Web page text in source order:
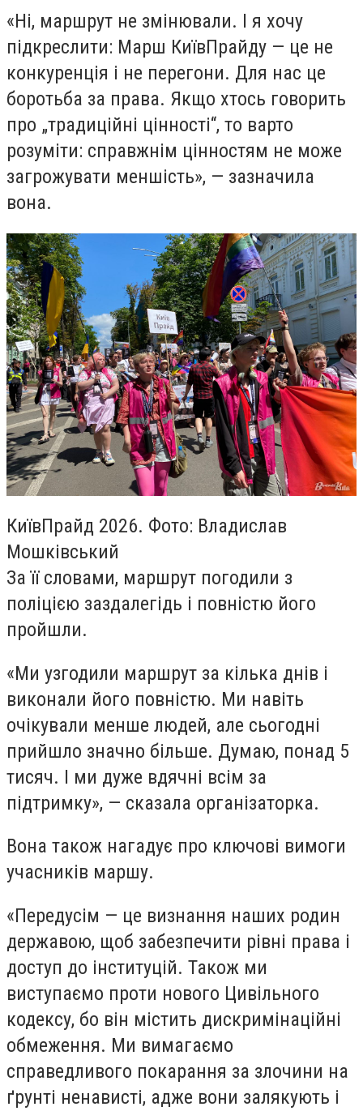
«Ні, маршрут не змінювали. І я хочу
підкреслити: Марш КиївПрайду — це не
конкуренція і не перегони. Для нас це
боротьба за права. Якщо хтось говорить
про „традиційні цінності“, то варто
розуміти: справжнім цінностям не може
загрожувати меншість», — зазначила
вона.
КиївПрайд 2026. Фото: Владислав
Мошківський
За її словами, маршрут погодили з
поліцією заздалегідь і повністю його
пройшли.
«Ми узгодили маршрут за кілька днів і
виконали його повністю. Ми навіть
очікували менше людей, але сьогодні
прийшло значно більше. Думаю, понад 5
тисяч. І ми дуже вдячні всім за
підтримку», — сказала організаторка.
Вона також нагадує про ключові вимоги
учасників маршу.
«Передусім — це визнання наших родин
державою, щоб забезпечити рівні права і
доступ до інституцій. Також ми
виступаємо проти нового Цивільного
кодексу, бо він містить дискримінаційні
обмеження. Ми вимагаємо
справедливого покарання за злочини на
ґрунті ненависті, адже вони залякують і